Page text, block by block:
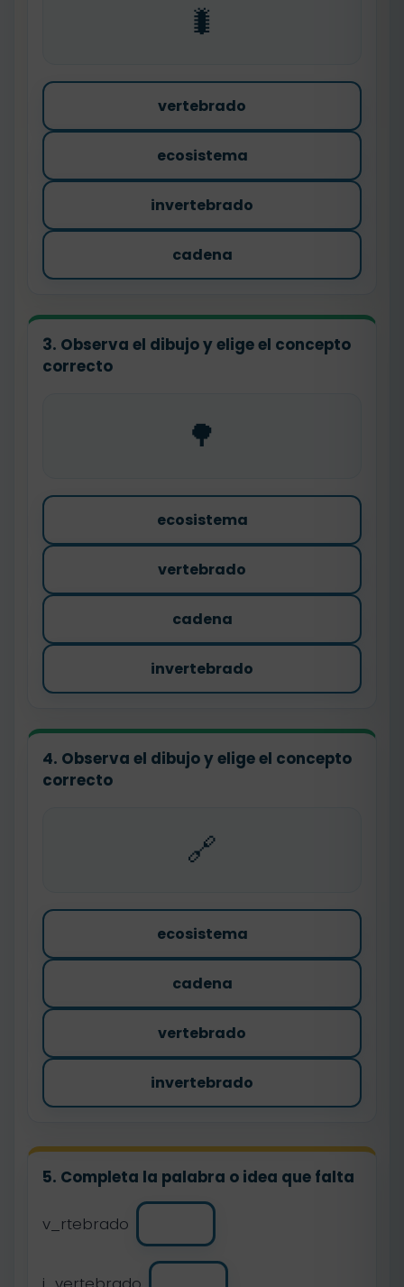
🐛
vertebrado
ecosistema
invertebrado
cadena
3. Observa el dibujo y elige el concepto
correcto
🌳
ecosistema
vertebrado
cadena
invertebrado
4. Observa el dibujo y elige el concepto
correcto
🔗
ecosistema
cadena
vertebrado
invertebrado
5. Completa la palabra o idea que falta
v_rtebrado